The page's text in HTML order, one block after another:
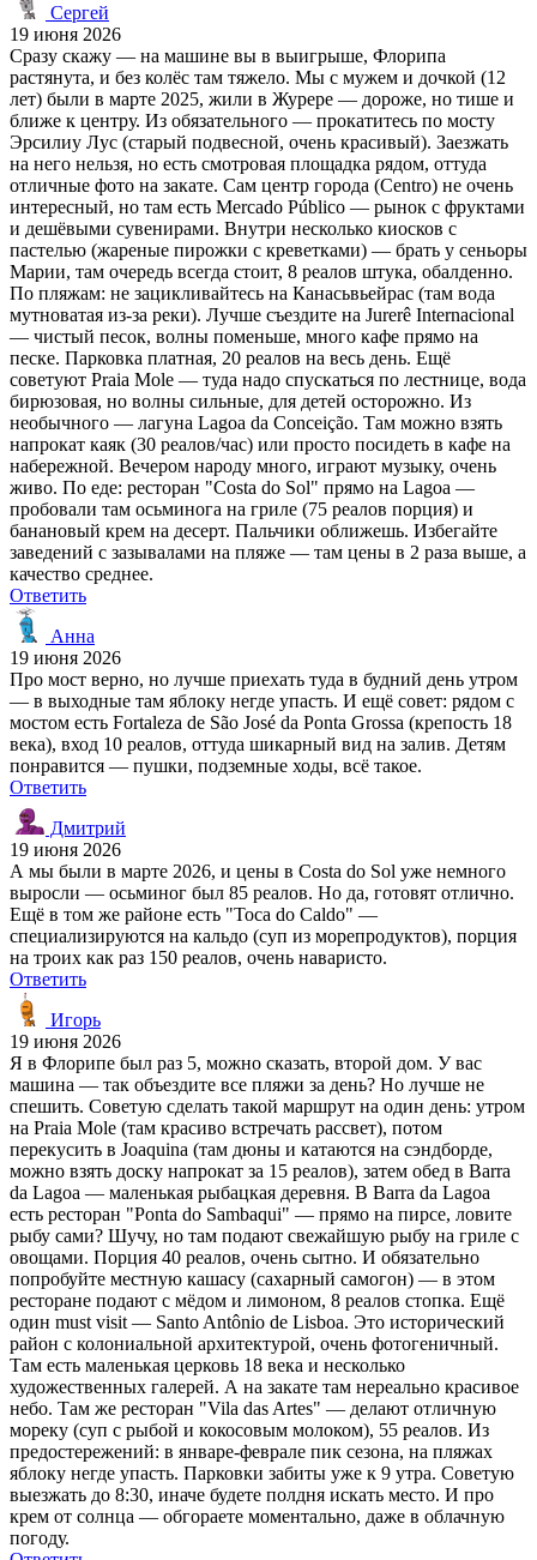
Сергей
19 июня 2026
Сразу скажу — на машине вы в выигрыше, Флорипа
растянута, и без колёс там тяжело. Мы с мужем и дочкой (12
лет) были в марте 2025, жили в Журере — дороже, но тише и
ближе к центру. Из обязательного — прокатитесь по мосту
Эрсилиу Лус (старый подвесной, очень красивый). Заезжать
на него нельзя, но есть смотровая площадка рядом, оттуда
отличные фото на закате. Сам центр города (Centro) не очень
интересный, но там есть Mercado Público — рынок с фруктами
и дешёвыми сувенирами. Внутри несколько киосков с
пастелью (жареные пирожки с креветками) — брать у сеньоры
Марии, там очередь всегда стоит, 8 реалов штука, обалденно.
По пляжам: не зацикливайтесь на Канасьвьейрас (там вода
мутноватая из-за реки). Лучше съездите на Jurerê Internacional
— чистый песок, волны поменьше, много кафе прямо на
песке. Парковка платная, 20 реалов на весь день. Ещё
советуют Praia Mole — туда надо спускаться по лестнице, вода
бирюзовая, но волны сильные, для детей осторожно. Из
необычного — лагуна Lagoa da Conceição. Там можно взять
напрокат каяк (30 реалов/час) или просто посидеть в кафе на
набережной. Вечером народу много, играют музыку, очень
живо. По еде: ресторан "Costa do Sol" прямо на Lagoa —
пробовали там осьминога на гриле (75 реалов порция) и
банановый крем на десерт. Пальчики оближешь. Избегайте
заведений с зазывалами на пляже — там цены в 2 раза выше, а
качество среднее.
Ответить
Анна
19 июня 2026
Про мост верно, но лучше приехать туда в будний день утром
— в выходные там яблоку негде упасть. И ещё совет: рядом с
мостом есть Fortaleza de São José da Ponta Grossa (крепость 18
века), вход 10 реалов, оттуда шикарный вид на залив. Детям
понравится — пушки, подземные ходы, всё такое.
Ответить
Дмитрий
19 июня 2026
А мы были в марте 2026, и цены в Costa do Sol уже немного
выросли — осьминог был 85 реалов. Но да, готовят отлично.
Ещё в том же районе есть "Toca do Caldo" —
специализируются на кальдо (суп из морепродуктов), порция
на троих как раз 150 реалов, очень наваристо.
Ответить
Игорь
19 июня 2026
Я в Флорипе был раз 5, можно сказать, второй дом. У вас
машина — так объездите все пляжи за день? Но лучше не
спешить. Советую сделать такой маршрут на один день: утром
на Praia Mole (там красиво встречать рассвет), потом
перекусить в Joaquina (там дюны и катаются на сэндборде,
можно взять доску напрокат за 15 реалов), затем обед в Barra
da Lagoa — маленькая рыбацкая деревня. В Barra da Lagoa
есть ресторан "Ponta do Sambaqui" — прямо на пирсе, ловите
рыбу сами? Шучу, но там подают свежайшую рыбу на гриле с
овощами. Порция 40 реалов, очень сытно. И обязательно
попробуйте местную кашасу (сахарный самогон) — в этом
ресторане подают с мёдом и лимоном, 8 реалов стопка. Ещё
один must visit — Santo Antônio de Lisboa. Это исторический
район с колониальной архитектурой, очень фотогеничный.
Там есть маленькая церковь 18 века и несколько
художественных галерей. А на закате там нереально красивое
небо. Там же ресторан "Vila das Artes" — делают отличную
мореку (суп с рыбой и кокосовым молоком), 55 реалов. Из
предостережений: в январе-феврале пик сезона, на пляжах
яблоку негде упасть. Парковки забиты уже к 9 утра. Советую
выезжать до 8:30, иначе будете полдня искать место. И про
крем от солнца — обгораете моментально, даже в облачную
погоду.